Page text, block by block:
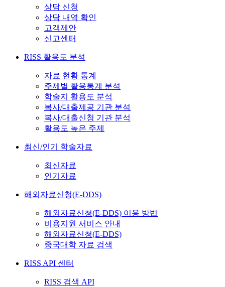
상담 신청
상담 내역 확인
고객제안
신고센터
RISS 활용도 분석
자료 현황 통계
주제별 활용통계 분석
학술지 활용도 분석
복사/대출제공 기관 분석
복사/대출신청 기관 분석
활용도 높은 주제
최신/인기 학술자료
최신자료
인기자료
해외자료신청(E-DDS)
해외자료신청(E-DDS) 이용 방법
비용지원 서비스 안내
해외자료신청(E-DDS)
중국대학 자료 검색
RISS API 센터
RISS 검색 API